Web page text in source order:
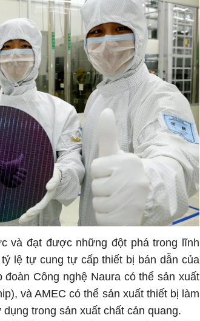
và đạt được những đột phá trong lĩnh
lệ tự cung tự cấp thiết bị bán dẫn của
Công nghệ Naura có thể sản xuất
và AMEC có thể sản xuất thiết bị làm
trong sản xuất chất cản quang.